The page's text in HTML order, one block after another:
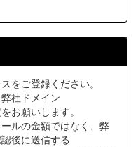
をご登録ください。
社ドメイン
お願いします。
ルの金額ではなく、弊
後に送信する